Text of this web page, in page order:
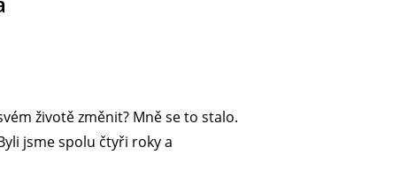
životě změnit? Mně se to stalo.
jsme spolu čtyři roky a